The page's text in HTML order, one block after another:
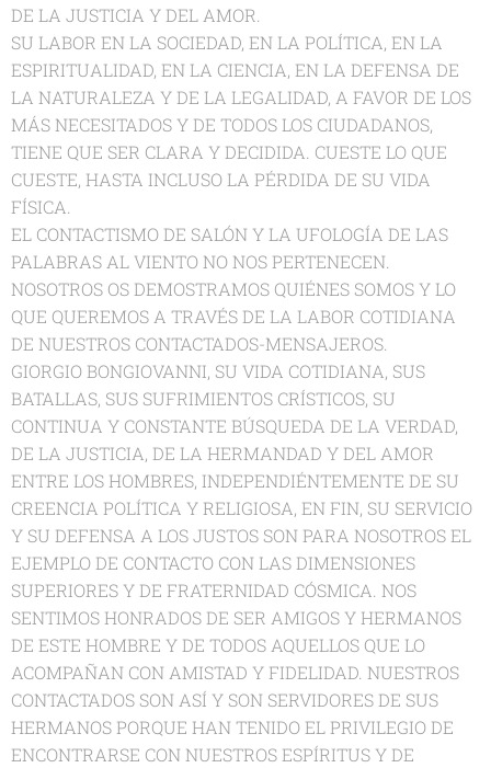
DE LA JUSTICIA Y DEL AMOR.
SU LABOR EN LA SOCIEDAD, EN LA POLÍTICA, EN LA
ESPIRITUALIDAD, EN LA CIENCIA, EN LA DEFENSA DE
LA NATURALEZA Y DE LA LEGALIDAD, A FAVOR DE LOS
MÁS NECESITADOS Y DE TODOS LOS CIUDADANOS,
TIENE QUE SER CLARA Y DECIDIDA. CUESTE LO QUE
CUESTE, HASTA INCLUSO LA PÉRDIDA DE SU VIDA
FÍSICA.
EL CONTACTISMO DE SALÓN Y LA UFOLOGÍA DE LAS
PALABRAS AL VIENTO NO NOS PERTENECEN.
NOSOTROS OS DEMOSTRAMOS QUIÉNES SOMOS Y LO
QUE QUEREMOS A TRAVÉS DE LA LABOR COTIDIANA
DE NUESTROS CONTACTADOS-MENSAJEROS.
GIORGIO BONGIOVANNI, SU VIDA COTIDIANA, SUS
BATALLAS, SUS SUFRIMIENTOS CRÍSTICOS, SU
CONTINUA Y CONSTANTE BÚSQUEDA DE LA VERDAD,
DE LA JUSTICIA, DE LA HERMANDAD Y DEL AMOR
ENTRE LOS HOMBRES, INDEPENDIÉNTEMENTE DE SU
CREENCIA POLÍTICA Y RELIGIOSA, EN FIN, SU SERVICIO
Y SU DEFENSA A LOS JUSTOS SON PARA NOSOTROS EL
EJEMPLO DE CONTACTO CON LAS DIMENSIONES
SUPERIORES Y DE FRATERNIDAD CÓSMICA. NOS
SENTIMOS HONRADOS DE SER AMIGOS Y HERMANOS
DE ESTE HOMBRE Y DE TODOS AQUELLOS QUE LO
ACOMPAÑAN CON AMISTAD Y FIDELIDAD. NUESTROS
CONTACTADOS SON ASÍ Y SON SERVIDORES DE SUS
HERMANOS PORQUE HAN TENIDO EL PRIVILEGIO DE
ENCONTRARSE CON NUESTROS ESPÍRITUS Y DE